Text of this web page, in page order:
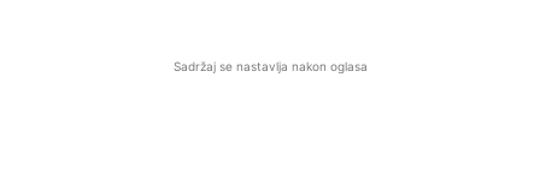
Sadržaj se nastavlja nakon oglasa